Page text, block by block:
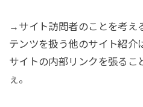
→サイト訪問者のことを考え
テンツを扱う他のサイト紹介
サイトの内部リンクを張るこ
ぇ。